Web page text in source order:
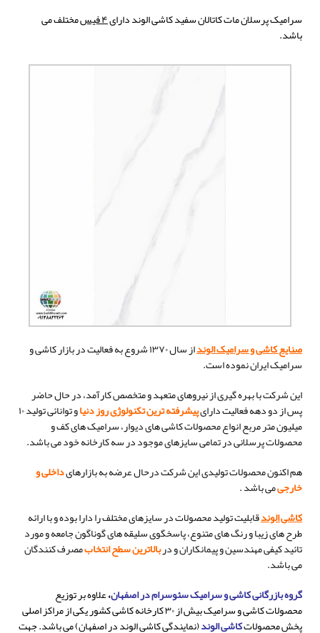
سرامیک پرسلان مات کاتالان سفید کاشی الوند دارای۴ فیس مختلف می
باشد.
صنایع کاشی و سرامیک الوند از سال ۱۳۷۰ شروع به فعالیت در بازار کاشی و
سرامیک ایران نموده است.
این شرکت با بهره گیری از نیروهای متعهد و متخصص کارآمد، در حال حاضر
پس از دو دهه فعالیت دارایپیشرفته ترین تکنولوژی روز دنیا و توانائی تولید ۱۰
میلیون متر مربع انواع محصولات کاشی های دیوار، سرامیک های کف و
محصولات پرسلانی در تمامی سایزهای موجود در سه کارخانه خود می باشد.
هم اکنون محصولات تولیدی این شرکت درحال عرضه به بازارهایداخلی و
خارجیمی باشد .
کاشی الوندقابلیت تولید محصولات در سایزهای مختلف را دارا بوده و با ارائه
طرح های زیبا و رنگ های متنوع، پاسخگوی سلیقه های گوناگون جامعه و مورد
تائید کیفی مهندسین و پیمانکاران و دربالاترین سطح انتخابمصرف کنندگان
می باشد.
گروه بازرگانی کاشی و سرامیک سئوسرام در اصفهان،علاوه بر توزیع
محصولات کاشی و سرامیک بیش از ۳۰ کارخانه کاشی کشور یکی از مراکز اصلی
پخش محصولاتکاشی الوند(نمایندگی کاشی الوند در اصفهان) می باشد. جهت